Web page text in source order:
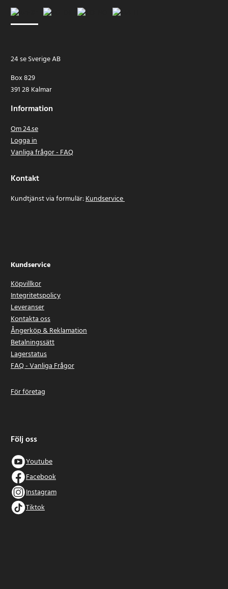
24 se Sverige AB
Box 829
391 28 Kalmar
Information
Om 24.se
Logga in
Vanliga frågor - FAQ
Kontakt
Kundtjänst via formulär:Kundservice
Kundservice
Köpvillkor
Integritetspolicy
Leveranser
Kontakta oss
Ångerköp & Reklamation
Betalningssätt
Lagerstatus
FAQ - Vanliga Frågor
För företag
Följ oss
Youtube
Facebook
Instagram
Tiktok